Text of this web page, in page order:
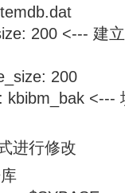
200 <--- 建
200
kbibm_bak <---
进行修改